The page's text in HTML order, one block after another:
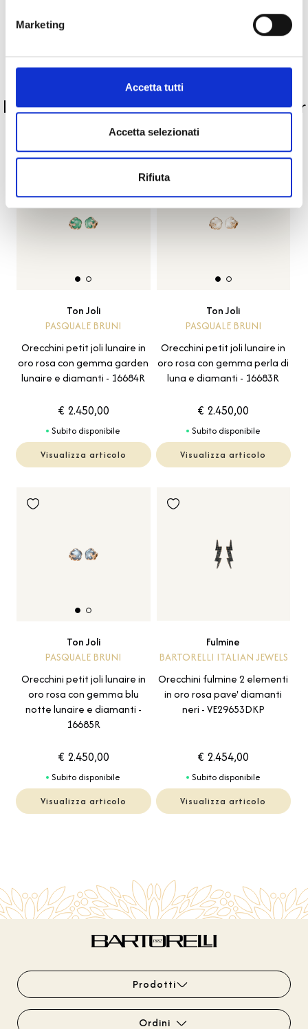
Marketing
Accetta tutti
Accetta selezionati
Rifiuta
PRODOTTI SIMILI
La nostra selezione di prodotti scelti per
te
Ton Joli
PASQUALE BRUNI
Orecchini petit joli lunaire in
oro rosa con gemma garden
lunaire e diamanti - 16684R
€ 2.450,00
Subito disponibile
Visualizza articolo
Ton Joli
PASQUALE BRUNI
Orecchini petit joli lunaire in
oro rosa con gemma perla di
luna e diamanti - 16683R
€ 2.450,00
Subito disponibile
Visualizza articolo
Ton Joli
PASQUALE BRUNI
Orecchini petit joli lunaire in
oro rosa con gemma blu
notte lunaire e diamanti -
16685R
€ 2.450,00
Subito disponibile
Visualizza articolo
Fulmine
BARTORELLI ITALIAN JEWELS
Orecchini fulmine 2 elementi
in oro rosa pave' diamanti
neri - VE29653DKP
€ 2.454,00
Subito disponibile
Visualizza articolo
Prodotti
Ordini